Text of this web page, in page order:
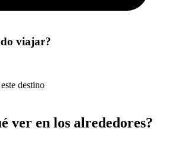
viajar?
destino
ver en los alrededores?